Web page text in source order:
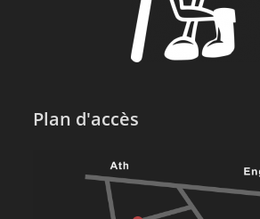
Plan d'accès